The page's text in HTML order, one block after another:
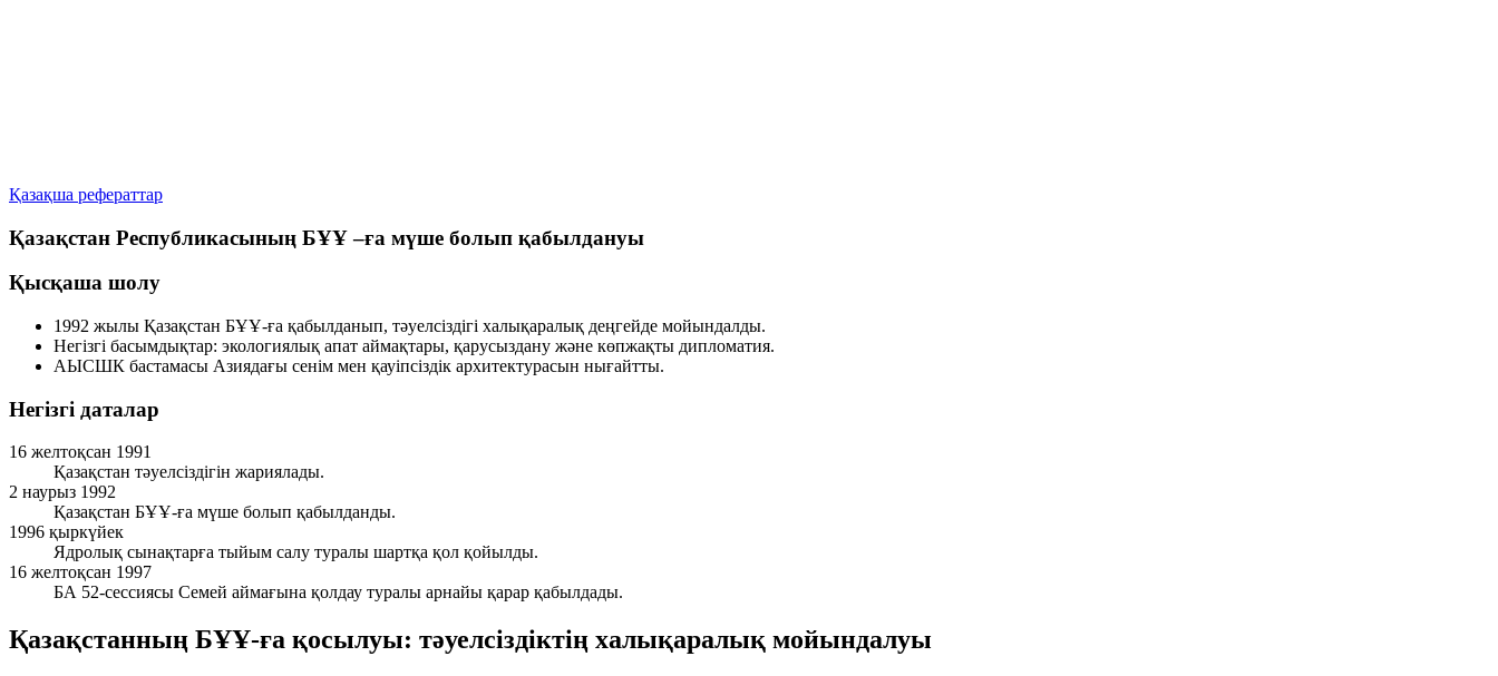
Қазақша рефераттар
Қазақстан Республикасының БҰҰ –ға мүше болып қабылдануы
Қысқаша шолу
1992 жылы Қазақстан БҰҰ-ға қабылданып, тәуелсіздігі халықаралық деңгейде мойындалды.
Негізгі басымдықтар: экологиялық апат аймақтары, қарусыздану және көпжақты дипломатия.
АЫСШК бастамасы Азиядағы сенім мен қауіпсіздік архитектурасын нығайтты.
Негізгі даталар
16 желтоқсан 1991
Қазақстан тәуелсіздігін жариялады.
2 наурыз 1992
Қазақстан БҰҰ-ға мүше болып қабылданды.
1996 қыркүйек
Ядролық сынақтарға тыйым салу туралы шартқа қол қойылды.
16 желтоқсан 1997
БА 52-сессиясы Семей аймағына қолдау туралы арнайы қарар қабылдады.
Қазақстанның БҰҰ-ға қосылуы: тәуелсіздіктің халықаралық мойындалуы